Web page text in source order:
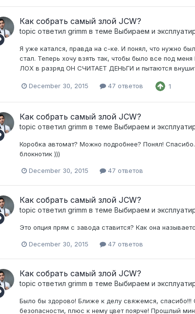
Как собрать самый злой JCW?
topic ответил grimm в теме Выбираем и
Я уже катался, правда на с-ке. И понял, что нужно
стал. Теперь хочу взять так, чтобы было все под
ЛОХ в разряд ОН СЧИТАЕТ ДЕНЬГИ и пытаются
December 30, 2015 47 ответов 1
Как собрать самый злой JCW?
topic ответил grimm в теме Выбираем и
Коробка автомат? Можно подробнее? Понял!
блокнотик )))
December 30, 2015 47 ответов
Как собрать самый злой JCW?
topic ответил grimm в теме Выбираем и
Это опция прям с завода ставится? Как она
December 30, 2015 47 ответов
Как собрать самый злой JCW?
topic ответил grimm в теме Выбираем и
Было бы здорово! Ближе к делу свяжемся, спасибо!!!
безопасности, плюс к нему цвет поярче! Прошлый